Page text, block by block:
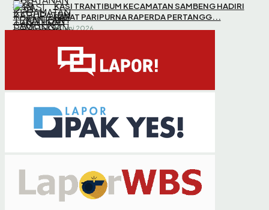
KASI TRANTIBUM KECAMATAN SAMBENG HADIRI
RAPAT PARIPURNA RAPERDA PERTANGG...
12 Juni 2026
SOSIALISASI BANTUAN IURAN PERLINDUNGAN
JAMINAN SOSIAL KETENAGAKERJAAN UN...
11 Juni 2026